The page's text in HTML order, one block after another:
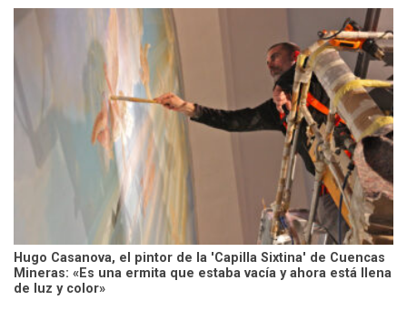
Hugo Casanova, el pintor de la 'Capilla Sixtina' de Cuencas
Mineras: «Es una ermita que estaba vacía y ahora está llena
de luz y color»